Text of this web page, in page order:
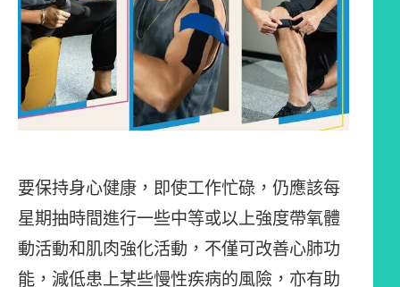
要保持身心健康，即使工作忙碌，仍應該每
星期抽時間進行一些中等或以上強度帶氧體
動活動和肌肉強化活動，不僅可改善心肺功
能，減低患上某些慢性疾病的風險，亦有助